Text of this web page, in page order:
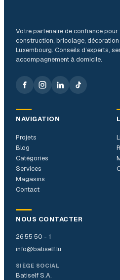
Votre partenaire de confiance
construction, bricolage, décoration
Luxembourg. Conseils d’experts,
accompagnement à domicile.
NAVIGATION
Projets
Blog
Catégories
Services
Magasins
Contact
NOUS CONTACTER
26 55 50 - 1
info@batiself.lu
SIÈGE SOCIAL
Batiself S.A.